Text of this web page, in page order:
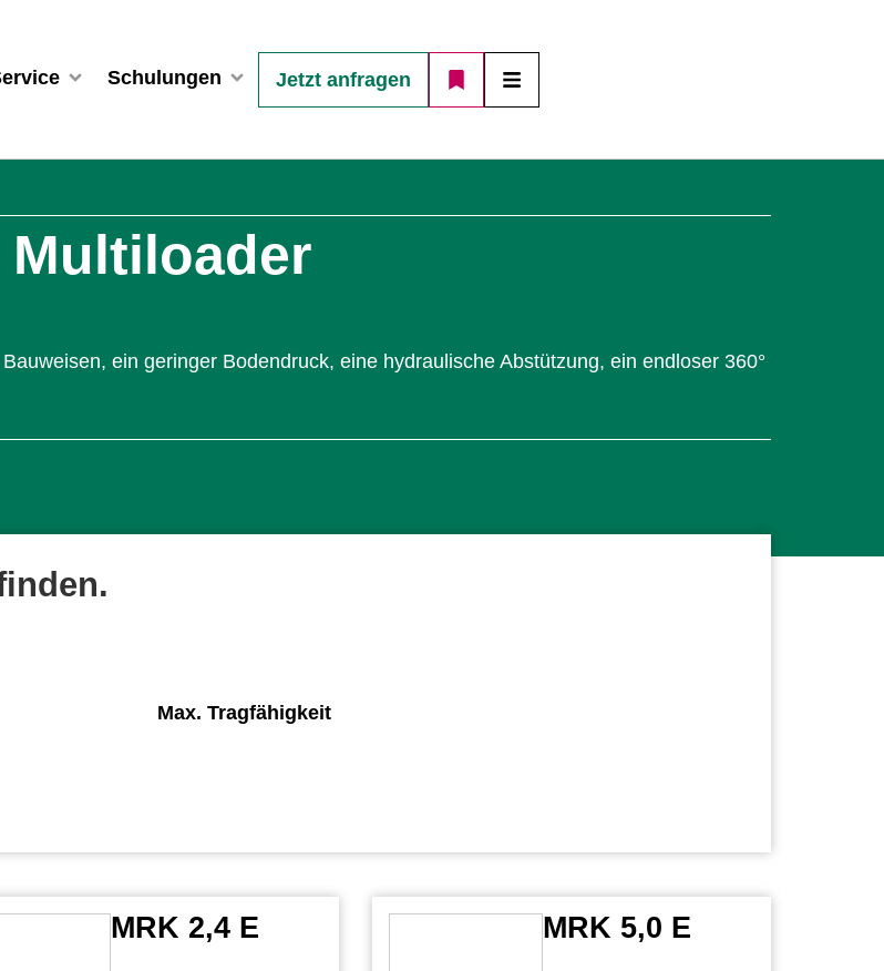
Schulungen Jetzt anfragen
ein geringer Bodendruck, eine hydraulische Abstützung, ein endloser 360°
Max. Tragfähigkeit
MRK 2,4 E MRK 5,0 E